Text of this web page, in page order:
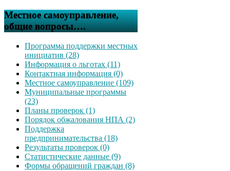
Местное самоуправление,
общие вопросы….
Программа поддержки местных
инициатив (28)
Информация о льготах (11)
Контактная информация (0)
Местное самоуправление (109)
Муниципальные программы
(23)
Планы проверок (1)
Порядок обжалования НПА (2)
Поддержка
предпринимательства (18)
Результаты проверок (0)
Статистические данные (9)
Формы обращений граждан (8)